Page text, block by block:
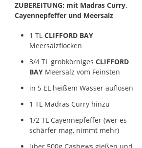
ZUBEREITUNG: mit Madras Curry,
Cayennepfeffer und Meersalz
1 TL CLIFFORD BAY
Meersalzflocken
3/4 TL grobkörniges CLIFFORD
BAY Meersalz vom Feinsten
in 5 EL heißem Wasser auflösen
1 TL Madras Curry hinzu
1/2 TL Cayennepfeffer (wer es
schärfer mag, nimmt mehr)